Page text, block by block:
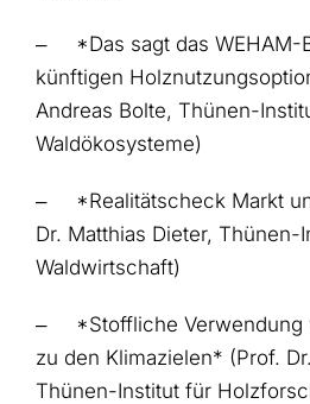
‒
*Das sagt das WEHAM-
künftigen
Andreas Bolte, Thünen-
Waldökosysteme)
‒
*Realitätscheck Markt
Dr. Matthias Dieter, Thünen-
Waldwirtschaft)
‒
*Stoffliche Verwendung
zu den Klimazielen* (Prof.
Thünen-Institut für